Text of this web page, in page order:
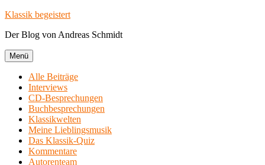
Zum
springen
Klassik begeistert
Der Blog von Andreas Schmidt
Menü
Alle Beiträge
Interviews
CD-Besprechungen
Buchbesprechungen
Klassikwelten
Meine Lieblingsmusik
Das Klassik-Quiz
Kommentare
Autorenteam